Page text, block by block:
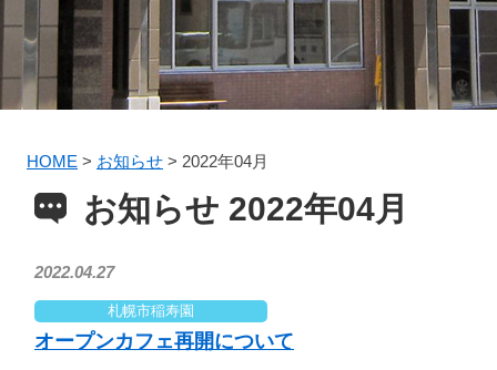
HOME > お知らせ > 2022年04月
お知らせ 2022年04月
2022.04.27
札幌市稲寿園
オープンカフェ再開について